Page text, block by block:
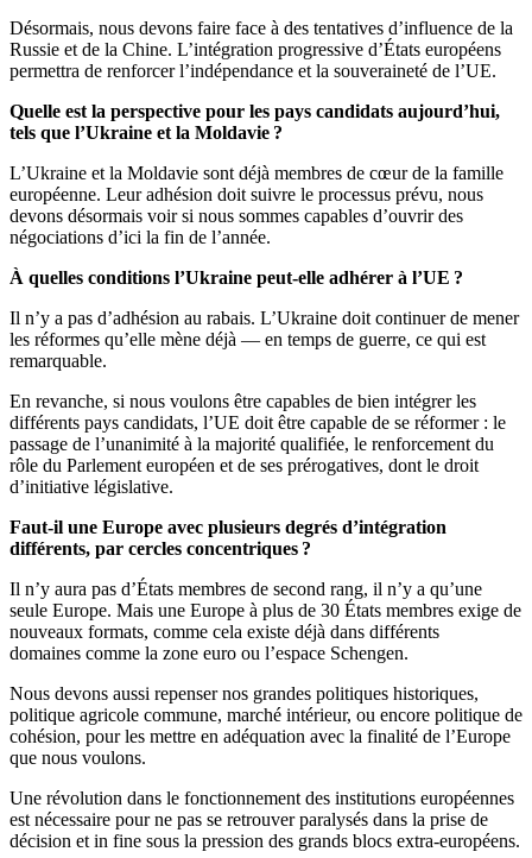
Désormais, nous devons faire face à des tentatives d’influence de la
Russie et de la Chine. L’intégration progressive d’États européens
permettra de renforcer l’indépendance et la souveraineté de l’UE.
Quelle est la perspective pour les pays candidats aujourd’hui,
tels que l’Ukraine et la Moldavie ?
L’Ukraine et la Moldavie sont déjà membres de cœur de la famille
européenne. Leur adhésion doit suivre le processus prévu, nous
devons désormais voir si nous sommes capables d’ouvrir des
négociations d’ici la fin de l’année.
À quelles conditions l’Ukraine peut-elle adhérer à l’UE ?
Il n’y a pas d’adhésion au rabais. L’Ukraine doit continuer de mener
les réformes qu’elle mène déjà — en temps de guerre, ce qui est
remarquable.
En revanche, si nous voulons être capables de bien intégrer les
différents pays candidats, l’UE doit être capable de se réformer : le
passage de l’unanimité à la majorité qualifiée, le renforcement du
rôle du Parlement européen et de ses prérogatives, dont le droit
d’initiative législative.
Faut-il une Europe avec plusieurs degrés d’intégration
différents, par cercles concentriques ?
Il n’y aura pas d’États membres de second rang, il n’y a qu’une
seule Europe. Mais une Europe à plus de 30 États membres exige de
nouveaux formats, comme cela existe déjà dans différents
domaines comme la zone euro ou l’espace Schengen.
Nous devons aussi repenser nos grandes politiques historiques,
politique agricole commune, marché intérieur, ou encore politique de
cohésion, pour les mettre en adéquation avec la finalité de l’Europe
que nous voulons.
Une révolution dans le fonctionnement des institutions européennes
est nécessaire pour ne pas se retrouver paralysés dans la prise de
décision et in fine sous la pression des grands blocs extra-européens.